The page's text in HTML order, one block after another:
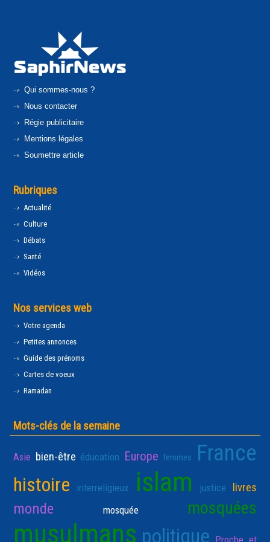
Qui sommes-nous ?
Nous contacter
Régie publicitaire
Mentions légales
Soumettre article
Rubriques
Actualité
Culture
Débats
Santé
Vidéos
Nos services web
Votre agenda
Petites annonces
Guide des prénoms
Cartes de voeux
Ramadan
Mots-clés de la semaine
Asie bien-être éducation Europe femmes France
histoire interreligieux islam justice livres
monde mosquée mosquées
musulmans politique Proche et